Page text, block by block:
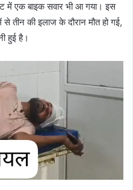
में एक बाइक सवार भी आ गया। इस
तीन की इलाज के दौरान मौत हो गई,
हुई है।